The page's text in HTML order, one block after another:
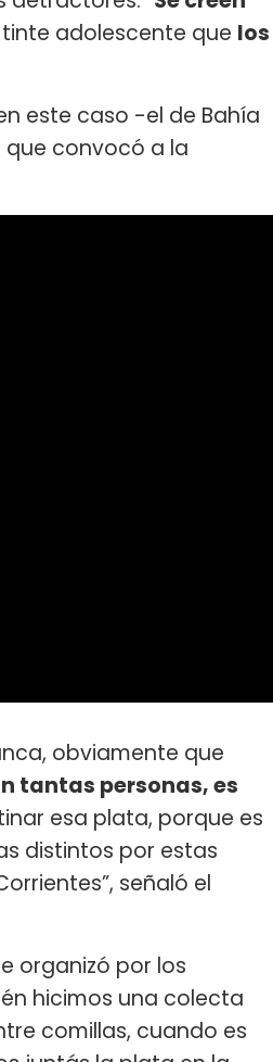
adolescente que los
este caso -el de Bahía
que convocó a la
obviamente que
tantas personas, es
esa plata, porque es
distintos por estas
señaló el
organizó por los
hicimos una colecta
comillas, cuando es